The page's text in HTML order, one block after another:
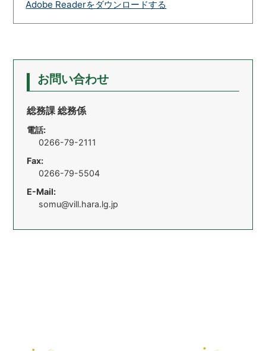
Adobe Readerをダウンロードする
お問い合わせ
総務課 総務係
電話:
0266-79-2111
Fax:
0266-79-5504
E-Mail:
somu@vill.hara.lg.jp